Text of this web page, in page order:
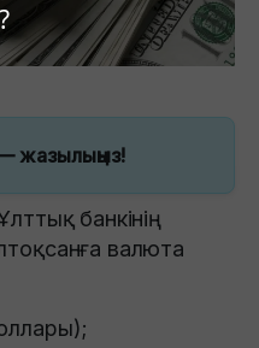
жазылыңыз!
банкінің
валюта